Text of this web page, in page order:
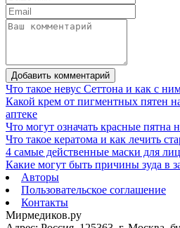
Добавить комментарий
Что такое невус Сеттона и как с
Какой крем от пигментных пятен
аптеке
Что могут означать красные пятна
Что такое кератома и как лечить
4 самые действенные маски для
Какие могут быть причины зуда в
Авторы
Пользовательское соглашение
Контакты
Мирмедиков.ру